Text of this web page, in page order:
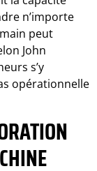
n’importe
peut
John
s’y
opérationnelle